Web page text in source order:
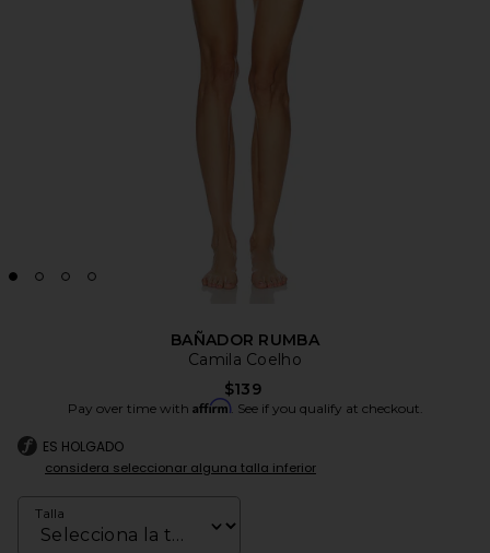
BAÑADOR RUMBA
Camila Coelho
$139
Pay over time with Affirm. See if you qualify at checkout.
ES HOLGADO
considera seleccionar alguna talla inferior
Talla